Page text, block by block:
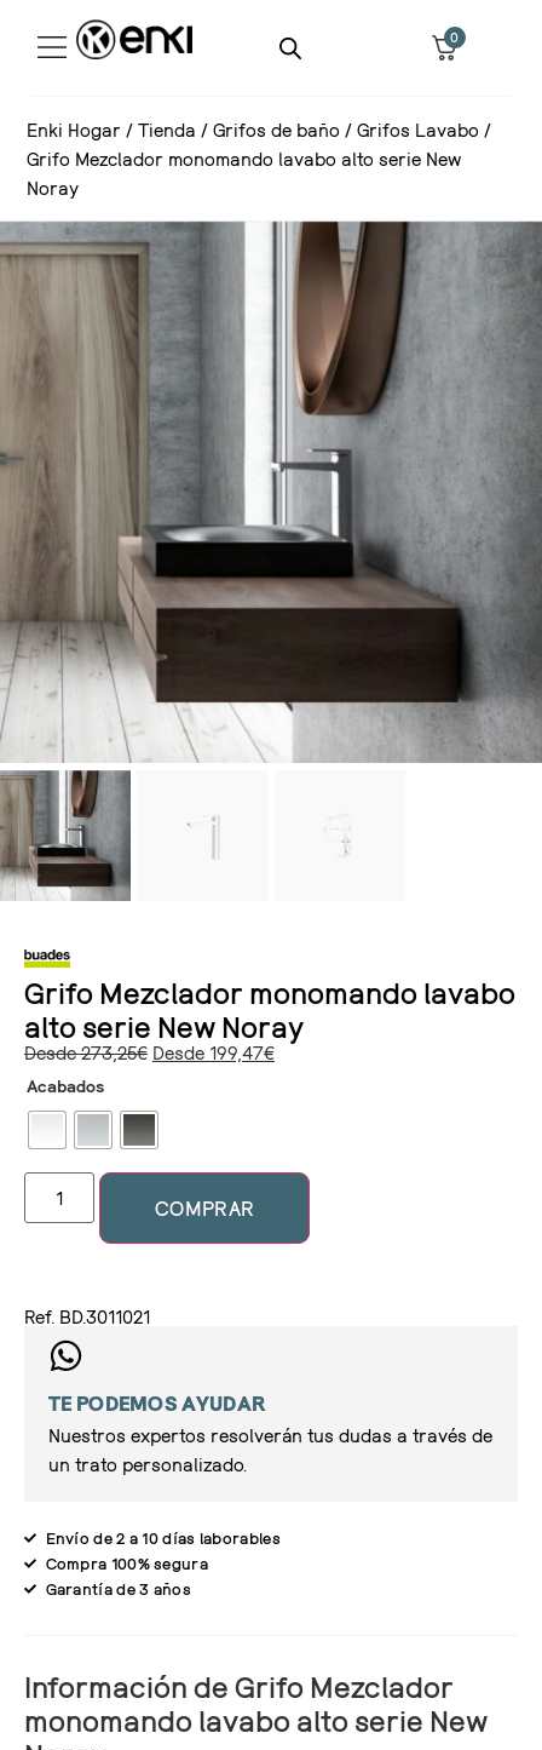
0
Enki Hogar / Tienda / Grifos de baño / Grifos Lavabo /
Grifo Mezclador monomando lavabo alto serie New
Noray
Grifo Mezclador monomando lavabo
alto serie New Noray
Desde273,25€ Desde 199,47€
Acabados
COMPRAR
Ref. BD.3011021
TE PODEMOS AYUDAR
Nuestros expertos resolverán tus dudas a través de
un trato personalizado.
Envío de 2 a 10 días laborables
Compra 100% segura
Garantía de 3 años
Información de Grifo Mezclador
monomando lavabo alto serie New